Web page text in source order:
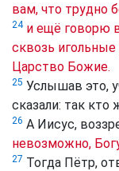
вам, что трудно
24 и ещё говорю
сквозь
Царство Божие.
25 Услышав это,
сказали: так
26 А Иисус,
невозможно,
27 Тогда Пётр,